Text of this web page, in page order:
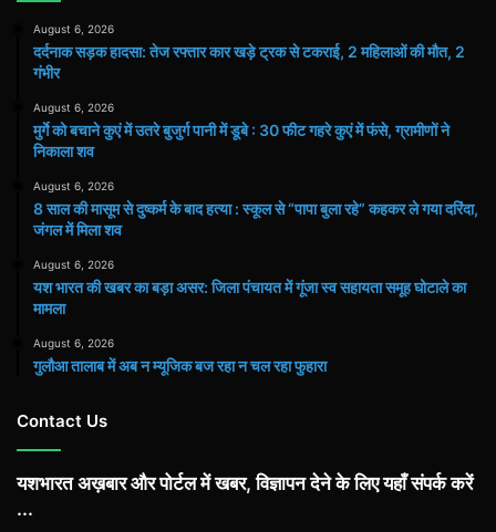
August 6, 2026
दर्दनाक सड़क हादसा: तेज रफ्तार कार खड़े ट्रक से टकराई, 2 महिलाओं की मौत, 2
गंभीर
August 6, 2026
मुर्गे को बचाने कुएं में उतरे बुजुर्ग पानी में डूबे : 30 फीट गहरे कुएं में फंसे, ग्रामीणों ने
निकाला शव
August 6, 2026
8 साल की मासूम से दुष्कर्म के बाद हत्या : स्कूल से “पापा बुला रहे” कहकर ले गया दरिंदा,
जंगल में मिला शव
August 6, 2026
यश भारत की खबर का बड़ा असर: जिला पंचायत में गूंजा स्व सहायता समूह घोटाले का
मामला
August 6, 2026
गुलौआ तालाब में अब न म्यूजिक बज रहा न चल रहा फुहारा
Contact Us
यशभारत अख़बार और पोर्टल में खबर, विज्ञापन देने के लिए यहाँ संपर्क करें
...